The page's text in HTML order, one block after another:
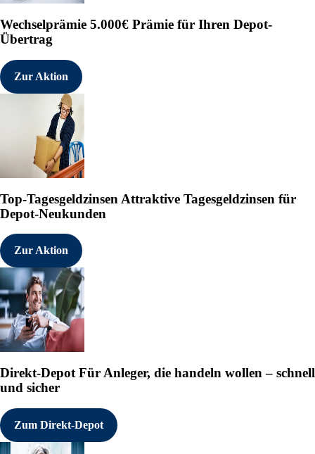
Wechselprämie 5.000€ Prämie für Ihren Depot-
Übertrag
Zur Aktion
Top-Tagesgeldzinsen Attraktive Tagesgeldzinsen für
Depot-Neukunden
Zur Aktion
Direkt-Depot Für Anleger, die handeln wollen – schnell
und sicher
Zum Direkt-Depot